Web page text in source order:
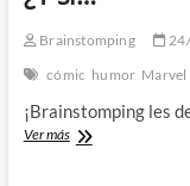
no
cuantas
más
Brainstomping
cómic humor Marvel
¡Brainstomping les
Ver más¿Y